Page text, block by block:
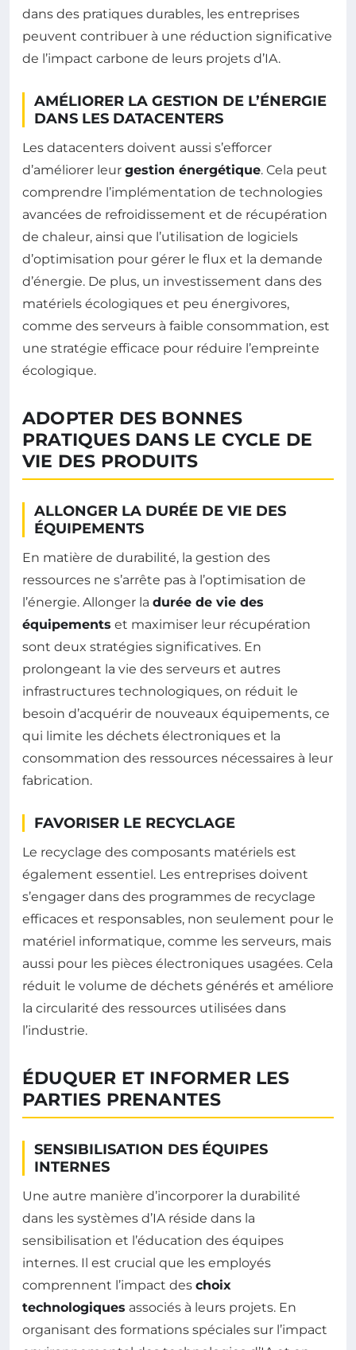
dans des pratiques durables, les entreprises
peuvent contribuer à une réduction significative
de l’impact carbone de leurs projets d’IA.
AMÉLIORER LA GESTION DE L’ÉNERGIE
DANS LES DATACENTERS
Les datacenters doivent aussi s’efforcer
d’améliorer leur gestion énergétique. Cela peut
comprendre l’implémentation de technologies
avancées de refroidissement et de récupération
de chaleur, ainsi que l’utilisation de logiciels
d’optimisation pour gérer le flux et la demande
d’énergie. De plus, un investissement dans des
matériels écologiques et peu énergivores,
comme des serveurs à faible consommation, est
une stratégie efficace pour réduire l’empreinte
écologique.
ADOPTER DES BONNES
PRATIQUES DANS LE CYCLE DE
VIE DES PRODUITS
ALLONGER LA DURÉE DE VIE DES
ÉQUIPEMENTS
En matière de durabilité, la gestion des
ressources ne s’arrête pas à l’optimisation de
l’énergie. Allonger la durée de vie des
équipements et maximiser leur récupération
sont deux stratégies significatives. En
prolongeant la vie des serveurs et autres
infrastructures technologiques, on réduit le
besoin d’acquérir de nouveaux équipements, ce
qui limite les déchets électroniques et la
consommation des ressources nécessaires à leur
fabrication.
FAVORISER LE RECYCLAGE
Le recyclage des composants matériels est
également essentiel. Les entreprises doivent
s’engager dans des programmes de recyclage
efficaces et responsables, non seulement pour le
matériel informatique, comme les serveurs, mais
aussi pour les pièces électroniques usagées. Cela
réduit le volume de déchets générés et améliore
la circularité des ressources utilisées dans
l’industrie.
ÉDUQUER ET INFORMER LES
PARTIES PRENANTES
SENSIBILISATION DES ÉQUIPES
INTERNES
Une autre manière d’incorporer la durabilité
dans les systèmes d’IA réside dans la
sensibilisation et l’éducation des équipes
internes. Il est crucial que les employés
comprennent l’impact des choix
technologiques associés à leurs projets. En
organisant des formations spéciales sur l’impact